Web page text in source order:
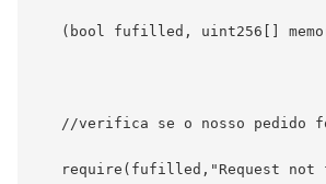
(bool fufilled, uint256[]
//verifica se o nosso pedido
require(fufilled,"Request not